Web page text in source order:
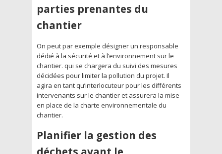
parties prenantes du
chantier
On peut par exemple désigner un responsable
dédié à la sécurité et à l’environnement sur le
chantier. qui se chargera du suivi des mesures
décidées pour limiter la pollution du projet. Il
agira en tant qu’interlocuteur pour les différents
intervenants sur le chantier et assurera la mise
en place de la charte environnementale du
chantier.
Planifier la gestion des